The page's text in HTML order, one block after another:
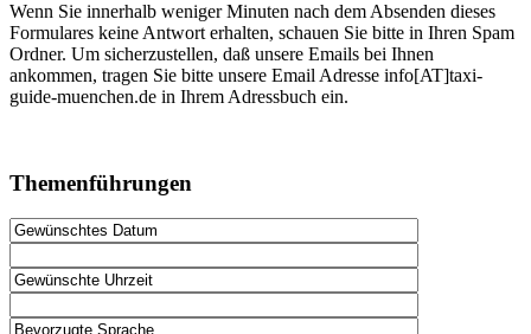
Wenn Sie innerhalb weniger Minuten nach dem Absenden dieses
Formulares keine Antwort erhalten, schauen Sie bitte in Ihren Spam
Ordner. Um sicherzustellen, daß unsere Emails bei Ihnen
ankommen, tragen Sie bitte unsere Email Adresse info[AT]taxi-
guide-muenchen.de in Ihrem Adressbuch ein.
Themenführungen